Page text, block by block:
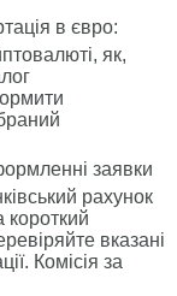
в євро:
як,
заявки
рахунок
короткий
вказані
Комісія за